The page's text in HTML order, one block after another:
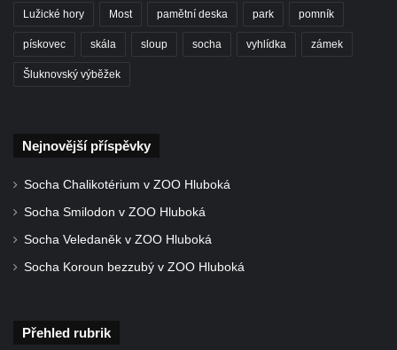
Dům čp. 132 ve Sloupské ulici v Novém
Boru
Dům čp. 109 v Kalinově ulici v Novém Boru
Dům čp. 107 v Kalinově ulici v Novém Boru
Dům čp. 46 v ulici T. G. Masaryka v Novém
Boru
Kittelův dům čp. 101 v Novém Boru
Lužické hory Most pamětní deska park pomník
pískovec skála sloup socha vyhlídka zámek
Šluknovský výběžek
Nejnovější příspěvky
Socha Chalikotérium v ZOO Hluboká
Socha Smilodon v ZOO Hluboká
Socha Veledaněk v ZOO Hluboká
Socha Koroun bezzubý v ZOO Hluboká
Přehled rubrik